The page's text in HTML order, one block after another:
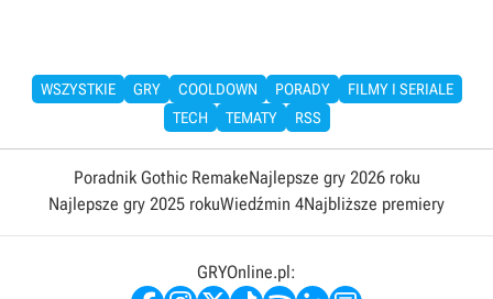
WSZYSTKIE GRY COOLDOWN PORADY
FILMY I SERIALE
TECH
TEMATY RSS
Poradnik Gothic RemakeNajlepsze gry 2026 roku
Najlepsze gry 2025 rokuWiedźmin 4Najbliższe premiery
GRYOnline.pl: